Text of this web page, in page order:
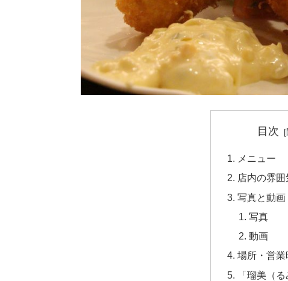
目次
メニュー
店内の雰
写真と動画
写真
動画
場所・営
「瑠美（